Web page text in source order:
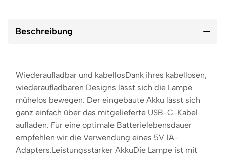
Beschreibung
Wiederaufladbar und kabellosDank ihres kabellosen,
wiederaufladbaren Designs lässt sich die Lampe
mühelos bewegen. Der eingebaute Akku lässt sich
ganz einfach über das mitgelieferte USB-C-Kabel
aufladen. Für eine optimale Batterielebensdauer
empfehlen wir die Verwendung eines 5V 1A-
Adapters.Leistungsstarker AkkuDie Lampe ist mit